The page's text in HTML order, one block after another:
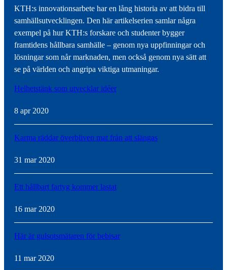
KTH:s innovationsarbete har en lång historia av att bidra till
samhällsutvecklingen. Den här artikelserien samlar några
exempel på hur KTH:s forskare och studenter bygger
framtidens hållbara samhälle – genom nya uppfinningar och
lösningar som når marknaden, men också genom nya sätt att
se på världen och angripa viktiga utmaningar.
Helhetstänk som utvecklar idéer
8 apr 2020
Karma räddar överbliven mat från att slängas
31 mar 2020
Ett hållbart fartyg kommer lastat
16 mar 2020
Här är gulsotsmätaren för bebisar
11 mar 2020